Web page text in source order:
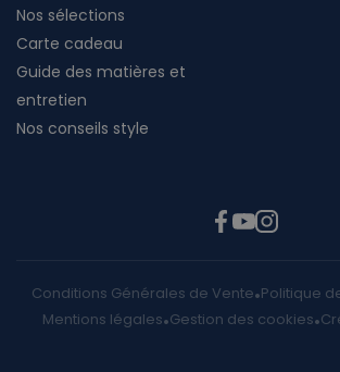
Nos sélections
Carte cadeau
Guide des matières et
entretien
Nos conseils style
Conditions Générales de Vente Politique
Mentions légales Gestion des cookies